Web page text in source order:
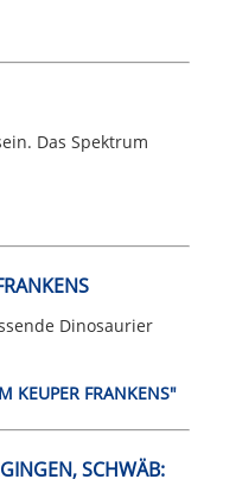
Das Spektrum
Dinosaurier
KEUPER FRANKENS"
SCHWÄB: